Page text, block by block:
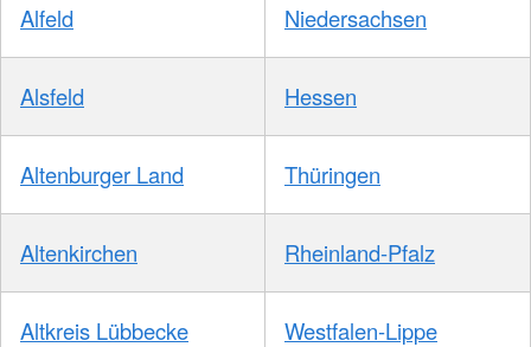
Alfeld Niedersachsen
Alsfeld Hessen
Altenburger Land Thüringen
Altenkirchen Rheinland-Pfalz
Altkreis Lübbecke Westfalen-Lippe